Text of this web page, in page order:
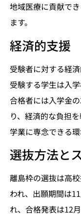
地域医療に貢献で
ます。
経済的支援
受験者に対する経
受験する学生は入
合格者には入学金
り、経済的な負担
学業に専念できる環
選抜方法と
離島枠の選抜は高
われ、出願期間は
れ、合格発表は12